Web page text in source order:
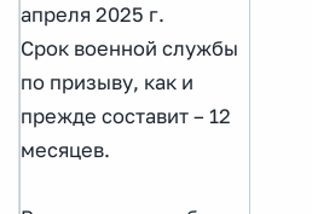
апреля 2025 г.
Срок военной службы
по призыву, как и
прежде составит – 12
месяцев.